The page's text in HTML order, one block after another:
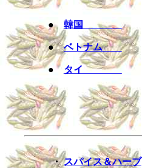
● 韓国
●ベトナム
● タイ
・スパイス＆ハーブ